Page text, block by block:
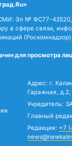
СМИ: Эл № ФС77-
в сфере связи,
(Роскомнадзор)
для просмотра
Адрес: г.
Гаражная, д.2,
Учредитель:
Главный
Редакция: +7